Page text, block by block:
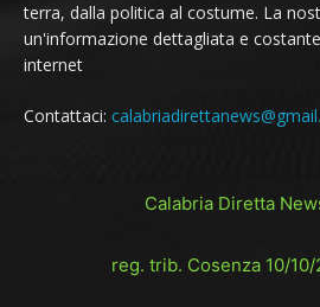
terra, dalla politica al costume. La
un'informazione dettagliata e
internet
Contattaci:
Calabria Diretta
reg. trib. Cosenza 10/10/